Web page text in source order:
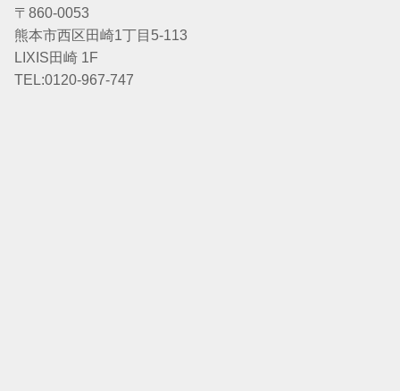
〒860-0053
熊本市西区田崎1丁目5-113
LIXIS田崎 1F
TEL:0120-967-747